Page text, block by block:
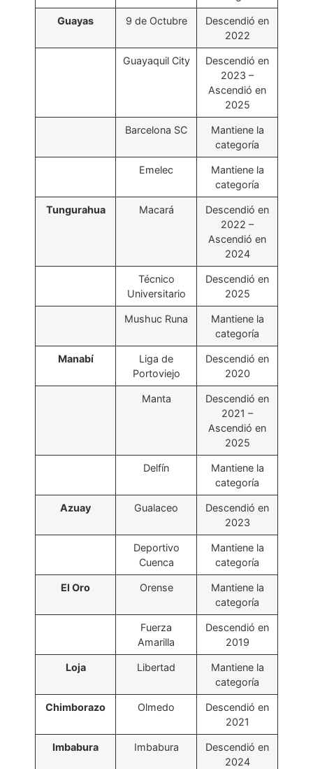
Guayas 9 de Octubre
Descendió en
2022
Guayaquil City
Descendió en
2023 –
Ascendió en
2025
Barcelona SC
Mantiene la
categoría
Emelec
Mantiene la
categoría
Tungurahua Macará
Descendió en
2022 –
Ascendió en
2024
Técnico
Universitario
Descendió en
2025
Mushuc Runa
Mantiene la
categoría
Manabí
Liga de
Portoviejo
Descendió en
2020
Manta
Descendió en
2021 –
Ascendió en
2025
Delfín
Mantiene la
categoría
Azuay Gualaceo
Descendió en
2023
Deportivo
Cuenca
Mantiene la
categoría
El Oro Orense
Mantiene la
categoría
Fuerza
Amarilla
Descendió en
2019
Loja Libertad
Mantiene la
categoría
Chimborazo Olmedo
Descendió en
2021
Imbabura Imbabura
Descendió en
2024